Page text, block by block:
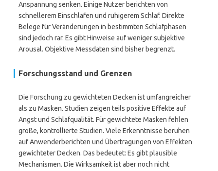
Anspannung senken. Einige Nutzer berichten von
schnellerem Einschlafen und ruhigerem Schlaf. Direkte
Belege für Veränderungen in bestimmten Schlafphasen
sind jedoch rar. Es gibt Hinweise auf weniger subjektive
Arousal. Objektive Messdaten sind bisher begrenzt.
Forschungsstand und Grenzen
Die Forschung zu gewichteten Decken ist umfangreicher
als zu Masken. Studien zeigen teils positive Effekte auf
Angst und Schlafqualität. Für gewichtete Masken fehlen
große, kontrollierte Studien. Viele Erkenntnisse beruhen
auf Anwenderberichten und Übertragungen von Effekten
gewichteter Decken. Das bedeutet: Es gibt plausible
Mechanismen. Die Wirksamkeit ist aber noch nicht